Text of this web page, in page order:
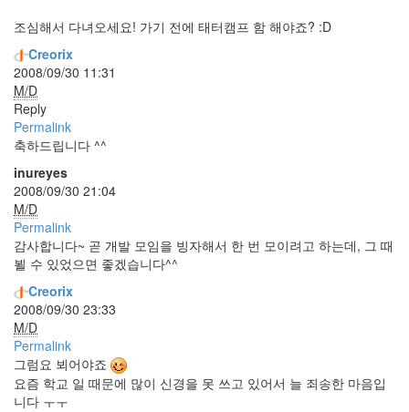
조심해서 다녀오세요! 가기 전에 태터캠프 함 해야죠? :D
Creorix
2008/09/30 11:31
M/D
Reply
Permalink
축하드립니다 ^^
inureyes
2008/09/30 21:04
M/D
Permalink
감사합니다~ 곧 개발 모임을 빙자해서 한 번 모이려고 하는데, 그 때
뵐 수 있었으면 좋겠습니다^^
Creorix
2008/09/30 23:33
M/D
Permalink
그럼요 뵈어야죠
요즘 학교 일 때문에 많이 신경을 못 쓰고 있어서 늘 죄송한 마음입
니다 ㅜㅜ
6419
다.
Notices
초
대
합
니
다
~
By